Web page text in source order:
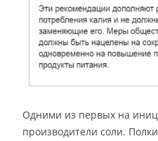
Одними из первых на
производители соли.